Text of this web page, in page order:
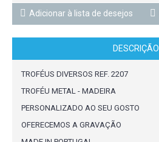
Adicionar à lista de desejos
DESCRIÇÃO
TROFÉUS DIVERSOS REF. 2207
TROFÉU METAL - MADEIRA
PERSONALIZADO AO SEU GOSTO
OFERECEMOS A GRAVAÇÃO